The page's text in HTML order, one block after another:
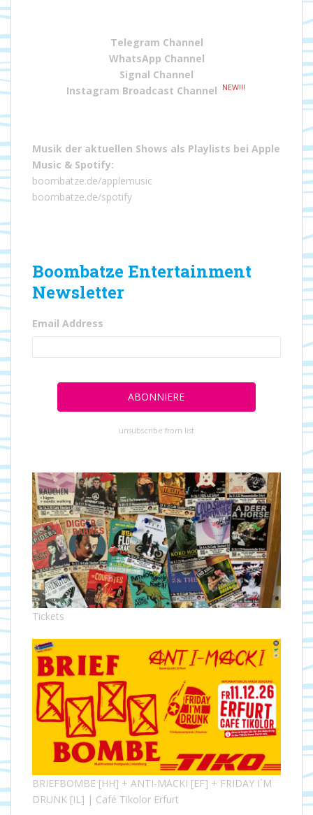
Telegram Channel
WhatsApp Channel
Signal Channel
Instagram Broadcast Channel
NEW!!!
Musik der aktuellen Shows als Playlists bei Apple
Music & Spotify:
boombatze.de/applemusic
boombatze.de/spotify
Boombatze Entertainment
Newsletter
Email Address
unsubscribe from list
Tickets
BRIEFBOMBE [HH] + ANTI-MACKI [EF] + FRIDAY I´M
DRUNK [IL] | Café Tikolor Erfurt